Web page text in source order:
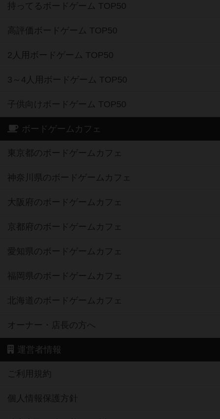
持ってるボードゲーム TOP50
高評価ボードゲーム TOP50
2人用ボードゲーム TOP50
3～4人用ボードゲーム TOP50
子供向けボードゲーム TOP50
ボードゲームカフェ
東京都のボードゲームカフェ
神奈川県のボードゲームカフェ
大阪府のボードゲームカフェ
京都府のボードゲームカフェ
愛知県のボードゲームカフェ
福岡県のボードゲームカフェ
北海道のボードゲームカフェ
オーナー・店長の方へ
運営者情報
ご利用規約
個人情報保護方針